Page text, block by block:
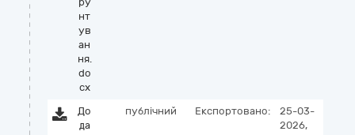
нт
ув
ан
ня.
do
cx
До
да
публічний Експортовано:
25-03-
2026,